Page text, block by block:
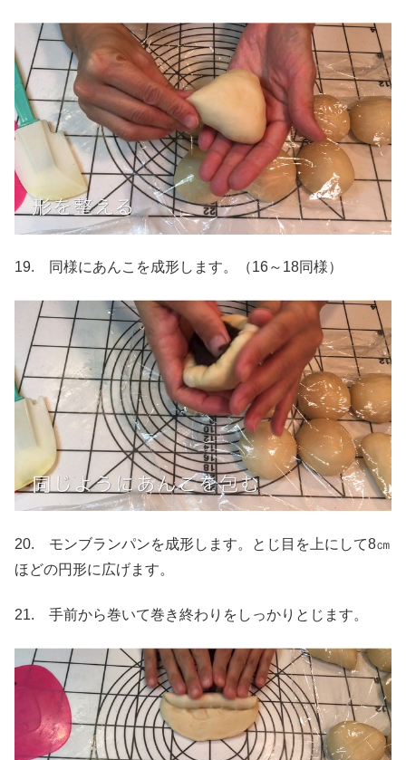
19. 同様にあんこを成形します。（16～18同様）
20. モンブランパンを成形します。とじ目を上にして8㎝
ほどの円形に広げます。
21. 手前から巻いて巻き終わりをしっかりとじます。